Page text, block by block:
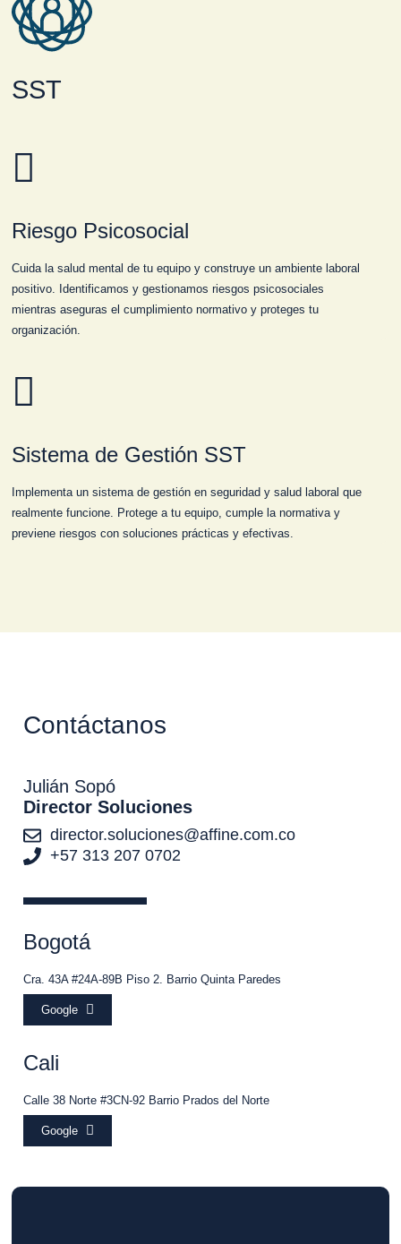
SST
Riesgo Psicosocial
Cuida la salud mental de tu equipo y construye un ambiente laboral
positivo. Identificamos y gestionamos riesgos psicosociales
mientras aseguras el cumplimiento normativo y proteges tu
organización.
Sistema de Gestión SST
Implementa un sistema de gestión en seguridad y salud laboral que
realmente funcione. Protege a tu equipo, cumple la normativa y
previene riesgos con soluciones prácticas y efectivas.
Contáctanos
Julián Sopó
Director Soluciones
director.soluciones@affine.com.co
+57 313 207 0702
Bogotá
Cra. 43A #24A-89B Piso 2. Barrio Quinta Paredes
Google
Cali
Calle 38 Norte #3CN-92 Barrio Prados del Norte
Google